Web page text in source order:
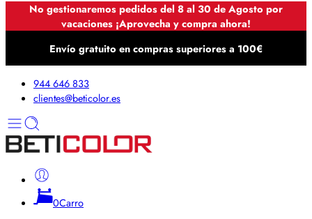
No gestionaremos pedidos del 8 al 30 de Agosto por
vacaciones ¡Aprovecha y compra ahora!
Envío gratuito en compras superiores a 100€
944 646 833
clientes@beticolor.es
0Carro